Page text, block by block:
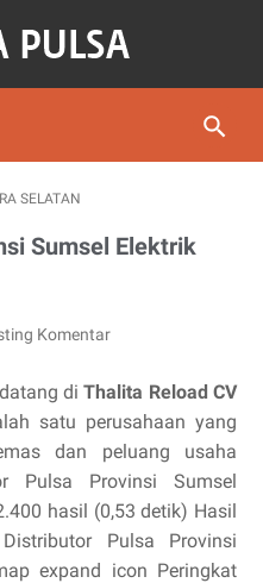
SELATAN
Sumsel Elektrik
Komentar
diThalita Reload CV
satu perusahaan yang
dan peluang usaha
Pulsa Provinsi Sumsel
hasil (0,53 detik) Hasil
Pulsa Provinsi
expand icon Peringkat